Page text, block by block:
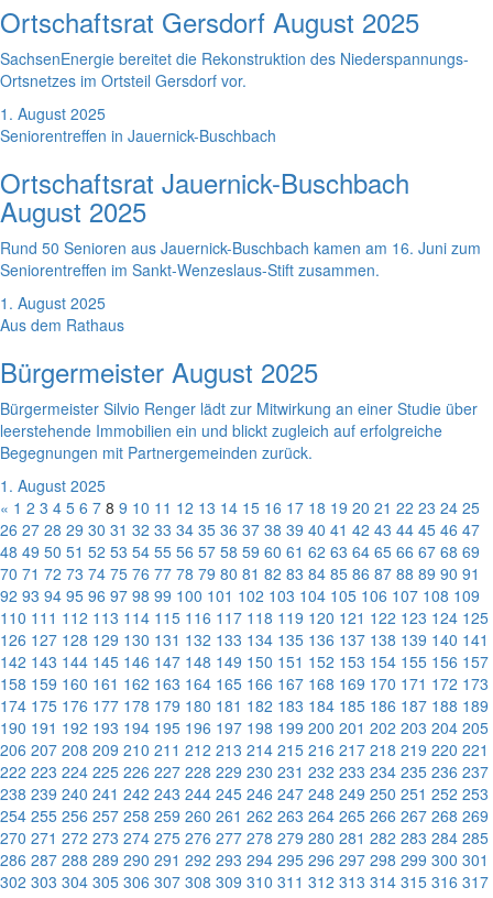
Ortschaftsrat Gersdorf August 2025
SachsenEnergie bereitet die Rekonstruktion des Niederspannungs-
Ortsnetzes im Ortsteil Gersdorf vor.
1. August 2025
Seniorentreffen in Jauernick-Buschbach
Ortschaftsrat Jauernick-Buschbach
August 2025
Rund 50 Senioren aus Jauernick-Buschbach kamen am 16. Juni zum
Seniorentreffen im Sankt-Wenzeslaus-Stift zusammen.
1. August 2025
Aus dem Rathaus
Bürgermeister August 2025
Bürgermeister Silvio Renger lädt zur Mitwirkung an einer Studie über
leerstehende Immobilien ein und blickt zugleich auf erfolgreiche
Begegnungen mit Partnergemeinden zurück.
1. August 2025
« 1 2 3 4 5 6 7 8 9 10 11 12 13 14 15 16 17 18 19 20 21 22 23 24 25
26 27 28 29 30 31 32 33 34 35 36 37 38 39 40 41 42 43 44 45 46 47
48 49 50 51 52 53 54 55 56 57 58 59 60 61 62 63 64 65 66 67 68 69
70 71 72 73 74 75 76 77 78 79 80 81 82 83 84 85 86 87 88 89 90 91
92 93 94 95 96 97 98 99 100 101 102 103 104 105 106 107 108 109
110 111 112 113 114 115 116 117 118 119 120 121 122 123 124 125
126 127 128 129 130 131 132 133 134 135 136 137 138 139 140 141
142 143 144 145 146 147 148 149 150 151 152 153 154 155 156 157
158 159 160 161 162 163 164 165 166 167 168 169 170 171 172 173
174 175 176 177 178 179 180 181 182 183 184 185 186 187 188 189
190 191 192 193 194 195 196 197 198 199 200 201 202 203 204 205
206 207 208 209 210 211 212 213 214 215 216 217 218 219 220 221
222 223 224 225 226 227 228 229 230 231 232 233 234 235 236 237
238 239 240 241 242 243 244 245 246 247 248 249 250 251 252 253
254 255 256 257 258 259 260 261 262 263 264 265 266 267 268 269
270 271 272 273 274 275 276 277 278 279 280 281 282 283 284 285
286 287 288 289 290 291 292 293 294 295 296 297 298 299 300 301
302 303 304 305 306 307 308 309 310 311 312 313 314 315 316 317